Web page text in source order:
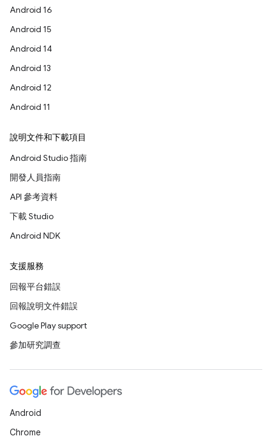
Android 16
Android 15
Android 14
Android 13
Android 12
Android 11
說明文件和下載項目
Android Studio 指南
開發人員指南
API 參考資料
下載 Studio
Android NDK
支援服務
回報平台錯誤
回報說明文件錯誤
Google Play support
參加研究調查
Android
Chrome